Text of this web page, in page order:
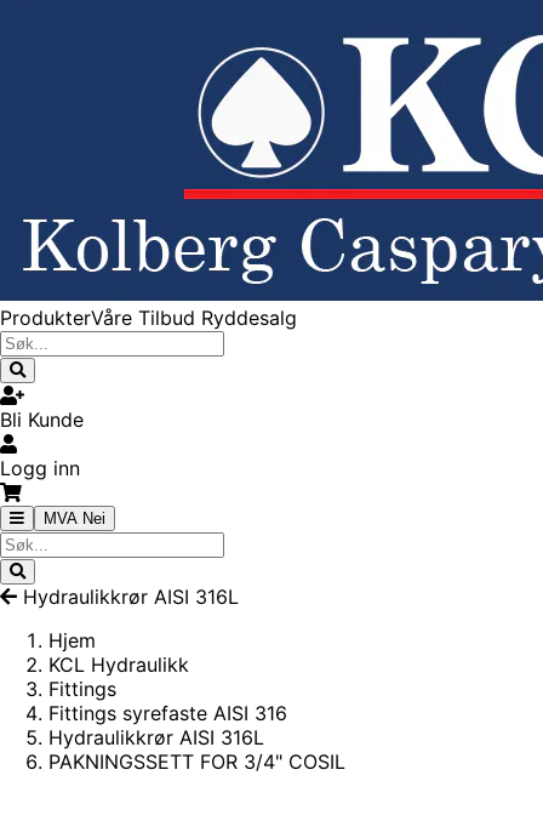
ProdukterVåre Tilbud Ryddesalg
Bli Kunde
Logg inn
MVA Nei
Hydraulikkrør AISI 316L
Hjem
KCL Hydraulikk
Fittings
Fittings syrefaste AISI 316
Hydraulikkrør AISI 316L
PAKNINGSSETT FOR 3/4" COSIL